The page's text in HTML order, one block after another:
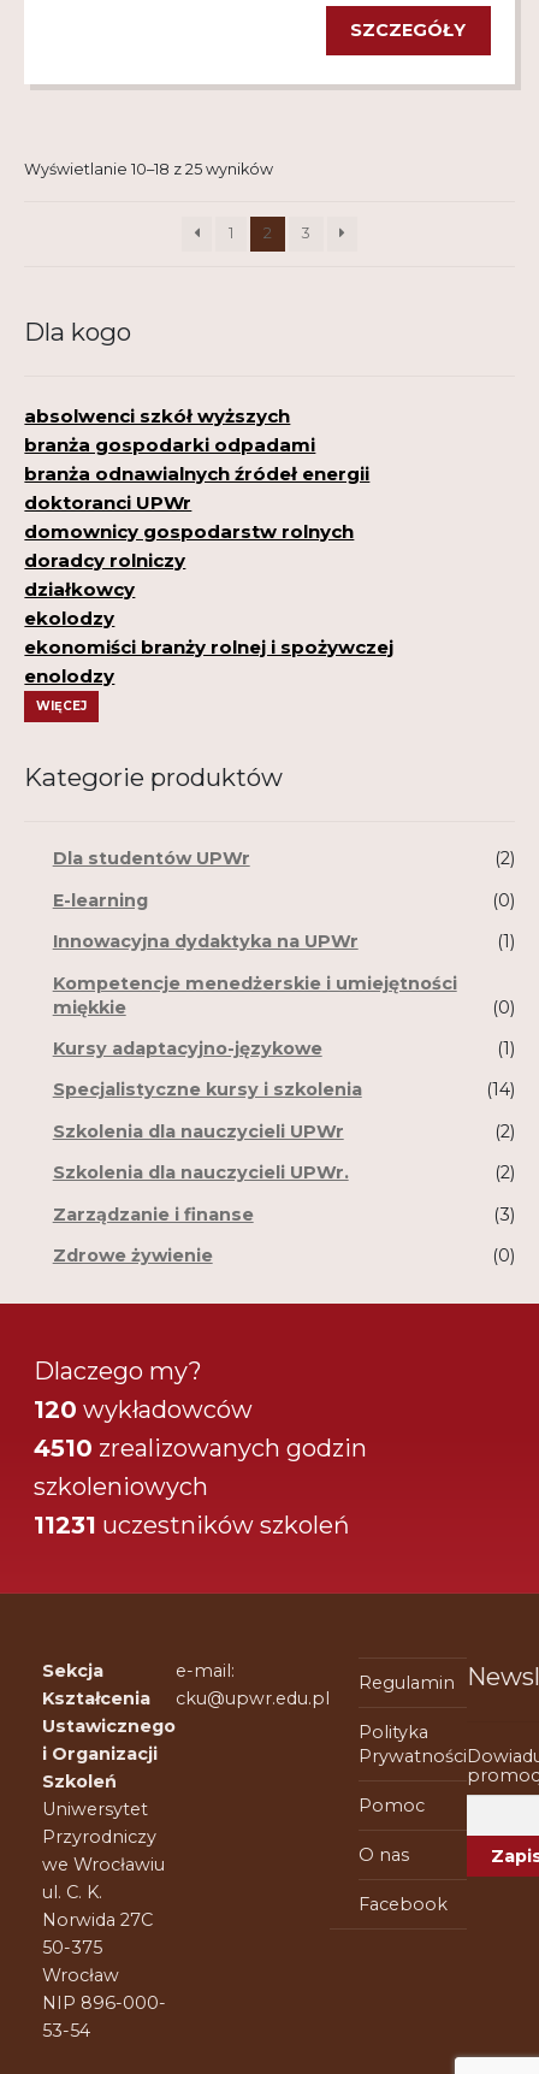
SZCZEGÓŁY
Wyświetlanie 10–18 z 25 wyników
1 2 3
Dla kogo
absolwenci szkół wyższych
branża gospodarki odpadami
branża odnawialnych źródeł energii
doktoranci UPWr
domownicy gospodarstw rolnych
doradcy rolniczy
działkowcy
ekolodzy
ekonomiści branży rolnej i spożywczej
enolodzy
WIĘCEJ
Kategorie produktów
Dla studentów UPWr
(2)
E-learning
(0)
Innowacyjna dydaktyka na UPWr
(1)
Kompetencje menedżerskie i umiejętności
miękkie
(0)
Kursy adaptacyjno-językowe
(1)
Specjalistyczne kursy i szkolenia
(14)
Szkolenia dla nauczycieli UPWr
(2)
Szkolenia dla nauczycieli UPWr.
(2)
Zarządzanie i finanse
(3)
Zdrowe żywienie
(0)
Dlaczego my?
120 wykładowców
4510 zrealizowanych godzin
szkoleniowych
11231 uczestników szkoleń
Sekcja
Kształcenia
Ustawicznego
i Organizacji
Szkoleń
Uniwersytet
Przyrodniczy
we Wrocławiu
ul. C. K.
Norwida 27C
50-375
Wrocław
NIP 896-000-
53-54
e-mail:
cku@upwr.edu.pl
Regulamin
Polityka
Prywatności
Pomoc
O nas
Facebook